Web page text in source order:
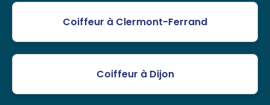
Coiffeur à Clermont-Ferrand
Coiffeur à Dijon